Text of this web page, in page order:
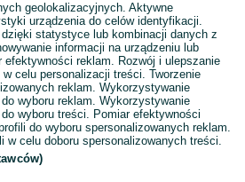
geolokalizacyjnych. Aktywne
urządzenia do celów identyfikacji.
dzięki statystyce lub kombinacji danych z
informacji na urządzeniu lub
efektywności reklam. Rozwój i ulepszanie
w celu personalizacji treści. Tworzenie
reklam. Wykorzystywanie
wyboru reklam. Wykorzystywanie
wyboru treści. Pomiar efektywności
do wyboru spersonalizowanych reklam.
w celu doboru spersonalizowanych treści.